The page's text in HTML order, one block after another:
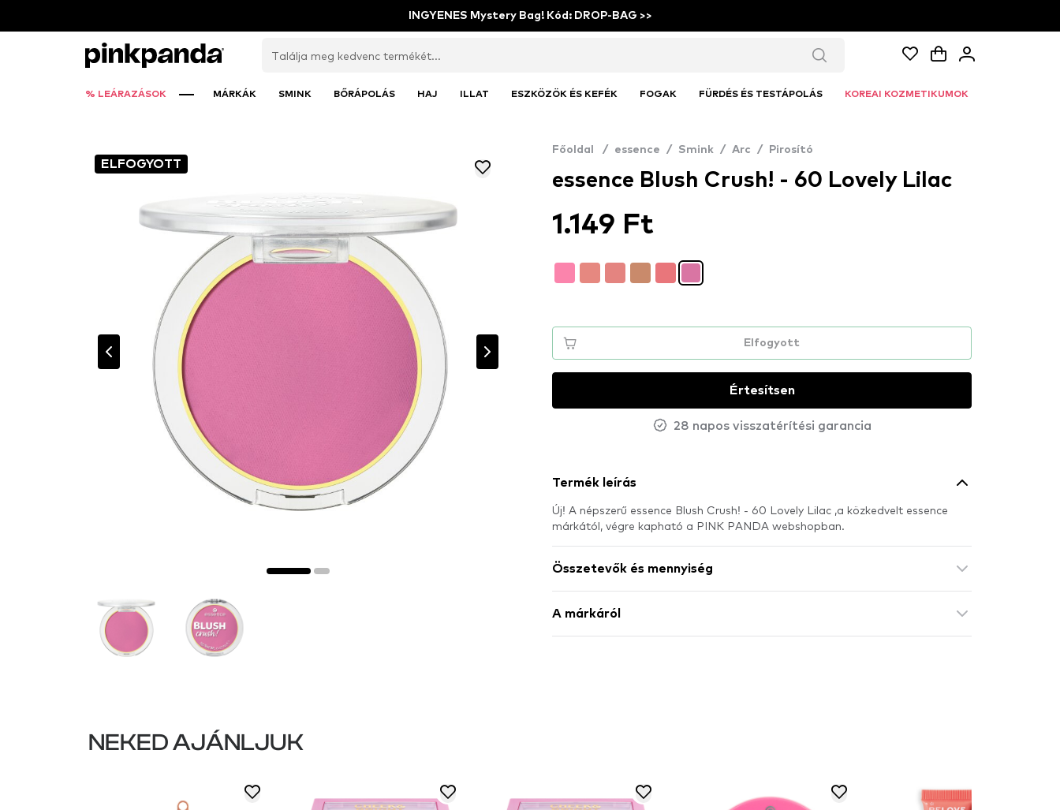
INGYENES Mystery Bag! Kód: DROP-BAG >>
% LEÁRAZÁSOK MÁRKÁK SMINK BŐRÁPOLÁS HAJ ILLAT ESZKÖZÖK ÉS KEFÉK FOGAK FÜRDÉS ÉS TESTÁPOLÁS KOREAI KOZMETIKUMOK
ELFOGYOTT
Főoldal / essence / Smink / Arc / Pirosító
essence Blush Crush! - 60 Lovely Lilac
1.149 Ft
Elfogyott
Értesítsen
28 napos visszatérítési garancia
Termék leírás
Új! A népszerű essence Blush Crush! - 60 Lovely Lilac ,a közkedvelt essence
márkától, végre kapható a PINK PANDA webshopban.
Összetevők és mennyiség
A márkáról
NEKED AJÁNLJUK